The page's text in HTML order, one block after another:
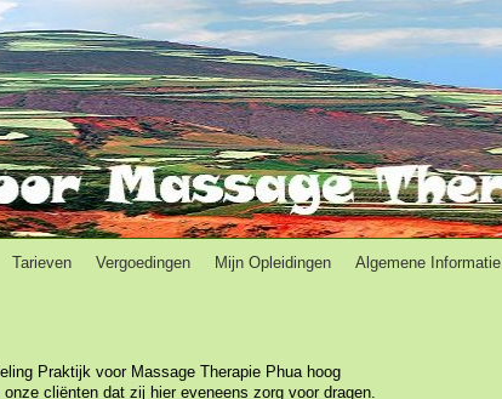
Tarieven Vergoedingen Mijn Opleidingen Algemene Informatie
Praktijk voor Massage Therapie Phua hoog
cliënten dat zij hier eveneens zorg voor dragen.